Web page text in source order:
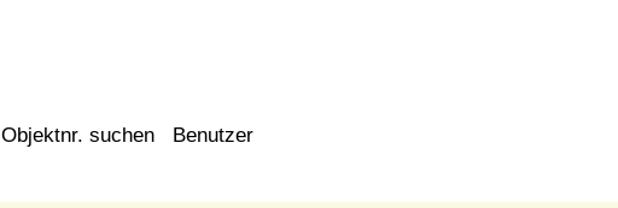
Objektnr. suchen Benutzer